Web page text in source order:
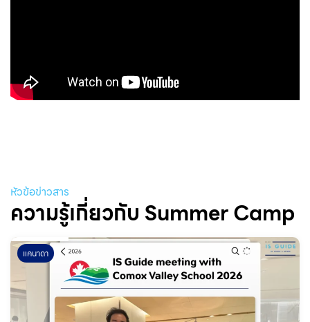
หัวข้อข่าวสาร
ความรู้เกี่ยวกับ Summer Camp
แคนาดา